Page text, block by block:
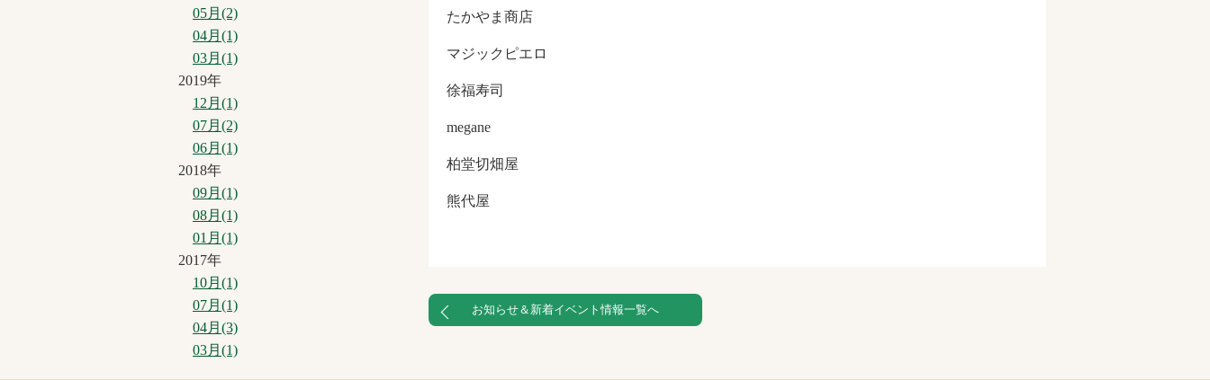
たかやま商店
マジックピエロ
徐福寿司
megane
柏堂切畑屋
熊代屋
お知らせ＆新着イベント情報一覧へ
05月(2)
04月(1)
03月(1)
2019年
12月(1)
07月(2)
06月(1)
2018年
09月(1)
08月(1)
01月(1)
2017年
10月(1)
07月(1)
04月(3)
03月(1)